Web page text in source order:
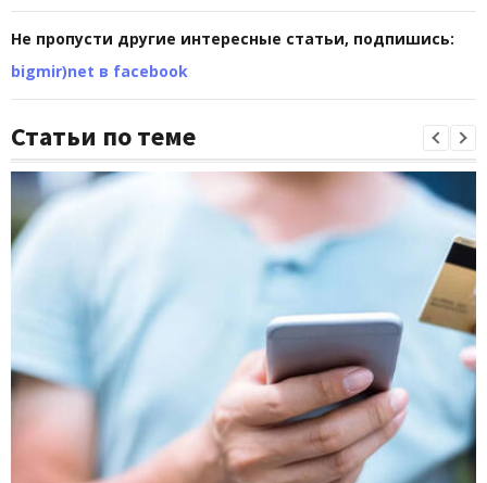
Не пропусти другие интересные статьи, подпишись:
bigmir)net в facebook
Статьи по теме